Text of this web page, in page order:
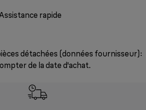
rapide
détachées (données fournisseur):
de la date d'achat.